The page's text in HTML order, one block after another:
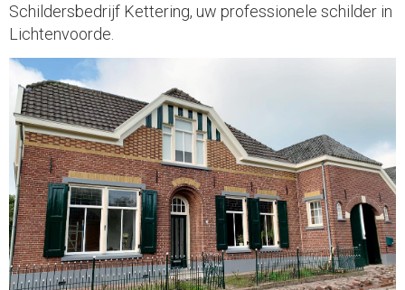
Schildersbedrijf Kettering, uw professionele schilder in
Lichtenvoorde.